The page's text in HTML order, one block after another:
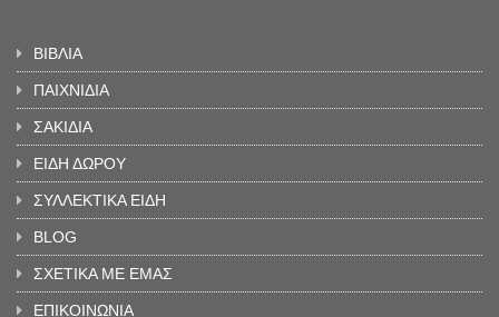
ΒΙΒΛΙΑ
ΠΑΙΧΝΙΔΙΑ
ΣΑΚΙΔΙΑ
ΕΙΔΗ ΔΩΡΟΥ
ΣΥΛΛΕΚΤΙΚΑ ΕΙΔΗ
BLOG
ΣΧΕΤΙΚΑ ΜΕ ΕΜΑΣ
ΕΠΙΚΟΙΝΩΝΙΑ